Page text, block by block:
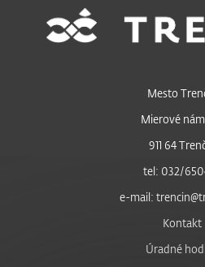
Mesto
Mierové
911 64
tel: 032/6504
e-mail:
Kontakt
Úradné